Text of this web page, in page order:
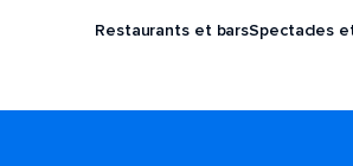
Restaurants et barsSpectacles